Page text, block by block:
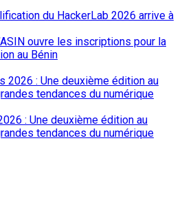
ouvre les inscriptions pour la
au Bénin
: Une deuxième édition au
tendances du numérique